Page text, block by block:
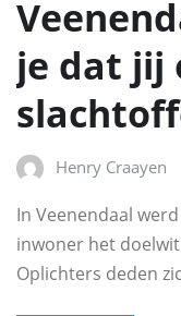
je dat jij
Henry Craayen
In Veenendaal
inwoner het
Oplichters deden